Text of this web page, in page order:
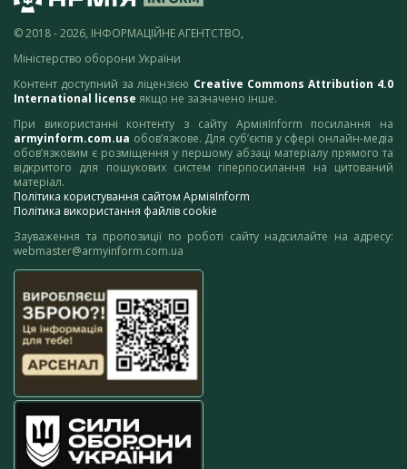
© 2018 - 2026, ІНФОРМАЦІЙНЕ АГЕНТСТВО,
Міністерство оборони України
Контент доступний за ліцензією Creative Commons Attribution 4.0
International license якщо не зазначено інше.
При використанні контенту з сайту АрміяInform посилання на
armyinform.com.ua обов’язкове. Для суб’єктів у сфері онлайн-медіа
обов’язковим є розміщення у першому абзаці матеріалу прямого та
відкритого для пошукових систем гіперпосилання на цитований
матеріал.
Політика користування сайтом АрміяInform
Політика використання файлів cookie
Зауваження та пропозиції по роботі сайту надсилайте на адресу:
webmaster@armyinform.com.ua